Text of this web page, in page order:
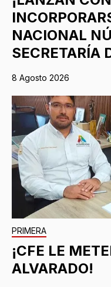
NACIONAL
SECRETARÍA
8 Agosto 2026
PRIMERA
¡CFE LE
ALVARADO!